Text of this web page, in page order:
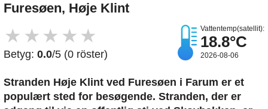
Furesøen, Høje Klint
★ ★ ★ ★ ★
Betyg: 0.0/5 (0 röster)
Vattentemp(satellit):
18.8°C
2026-08-06
Stranden Høje Klint ved Furesøen i Farum er et
populært sted for besøgende. Stranden, der er